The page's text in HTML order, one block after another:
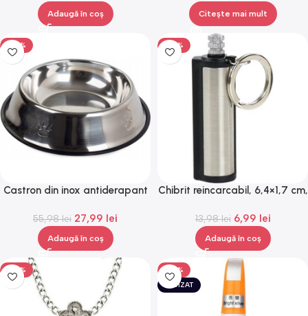
Adaugă în coș Citește mai mult
-50%
Castron din inox antiderapant
labuta,Gonga®
55,98lei 27,99 lei
Adaugă în coș
-50%
Chibrit reincarcabil, 6,4×1,7 cm,
13,98lei 6,99 lei
Adaugă în coș
-50%
-50%
EPUIZAT